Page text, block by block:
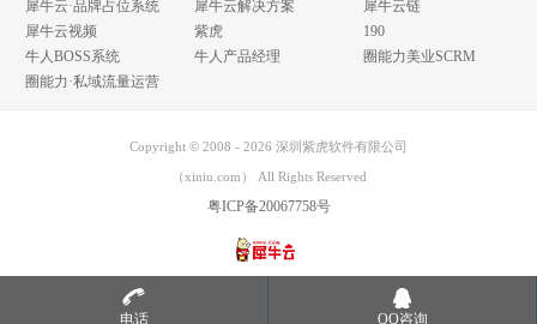
犀牛云·品牌占位系统
犀牛云解决方案
犀牛云链
犀牛云视频
紫虎
190
牛人BOSS系统
牛人产品经理
圈能力美业SCRM
圈能力·私域流量运营
Copyright © 2008 - 2026 深圳紫虎软件有限公司
（xiniu.com） All Rights Reserved
粤ICP备20067758号
电话 QQ咨询